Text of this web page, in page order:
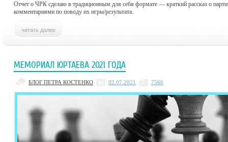
Отчет о ЧРК сделаю в традиционным для себя формате — краткий рассказ о
комментариями по поводу их игры/результата.
МЕМОРИАЛ ЮРТАЕВА 2021 ГОДА
БЛОГ ПЕТРА КОСТЕНКО 02.07.2021 7566